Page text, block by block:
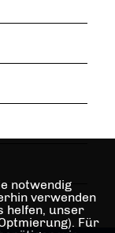
notwendig
verwenden
helfen, unser
Für